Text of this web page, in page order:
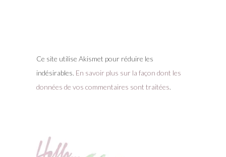
Ce site utilise Akismet pour réduire les
indésirables. En savoir plus sur la façon dont les
données de vos commentaires sont traitées.